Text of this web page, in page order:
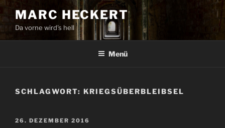
Zum
Inhalt
springen
MARC HECKERT
Da vorne wird's hell
Menü
SCHLAGWORT: KRIEGSÜBERBLEIBSEL
VERÖFFENTLICHT
26. DEZEMBER 2016